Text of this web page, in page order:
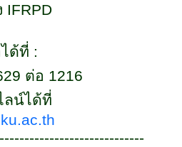
IFRPD
ด้ที่ :
ต่อ 1216
ลน์ได้ที่